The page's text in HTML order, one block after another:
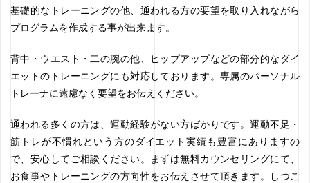
基礎的なトレーニングの他、通われる方の要望を取り入れながら
プログラムを作成する事が出来ます。
背中・ウエスト・二の腕の他、ヒップアップなどの部分的なダイ
エットのトレーニングにも対応しております。専属のパーソナル
トレーナに遠慮なく要望をお伝えください。
通われる多くの方は、運動経験がない方ばかりです。運動不足・
筋トレが不慣れという方のダイエット実績も豊富にありますの
で、安心してご相談ください。まずは無料カウンセリングにて、
お食事やトレーニングの方向性をお伝えさせて頂きます。しつこ